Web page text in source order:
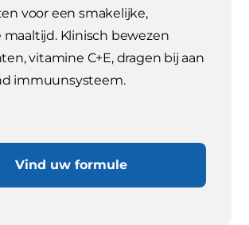
voor een smakelijke,
maaltijd. Klinisch bewezen
vitamine C+E, dragen bij aan
immuunsysteem.
Vind uw formule